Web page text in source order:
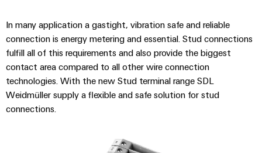
In many application a gastight, vibration safe and reliable
connection is energy metering and essential. Stud connections
fulfill all of this requirements and also provide the biggest
contact area compared to all other wire connection
technologies. With the new Stud terminal range SDL
Weidmüller supply a flexible and safe solution for stud
connections.